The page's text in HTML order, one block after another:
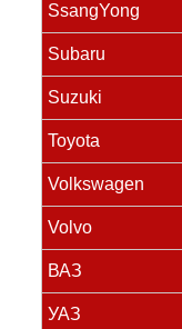
SsangYong
Subaru
Suzuki
Toyota
Volkswagen
Volvo
ВАЗ
УАЗ